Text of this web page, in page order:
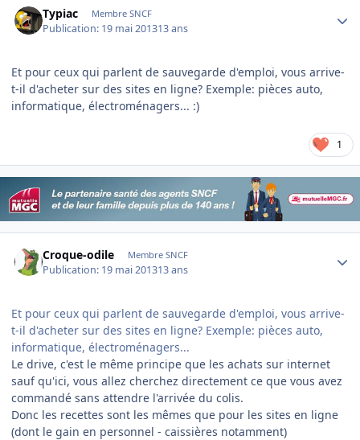
Typiac Membre SNCF
Publication: 19 mai 201313 ans
Et pour ceux qui parlent de sauvegarde d'emploi, vous arrive-
t-il d'acheter sur des sites en ligne? Exemple: pièces auto,
informatique, électroménagers... :)
1
Croque-odile Membre SNCF
Publication: 19 mai 201313 ans
Et pour ceux qui parlent de sauvegarde d'emploi, vous arrive-
t-il d'acheter sur des sites en ligne? Exemple: pièces auto,
informatique, électroménagers...
Le drive, c'est le même principe que les achats sur internet
sauf qu'ici, vous allez cherchez directement ce que vous avez
commandé sans attendre l'arrivée du colis.
Donc les recettes sont les mêmes que pour les sites en ligne
(dont le gain en personnel - caissières notamment)